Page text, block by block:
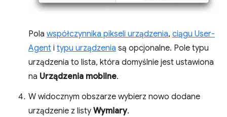
Pola współczynnika pikseli urządzenia, ciągu User-
Agent i typu urządzenia są opcjonalne. Pole typu
urządzenia to lista, która domyślnie jest ustawiona
na Urządzenia mobilne.
W widocznym obszarze wybierz nowo dodane
urządzenie z listy Wymiary.